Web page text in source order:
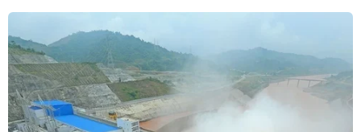
CƠ QUAN CHỦ QUẢN: THÔNG TẤN XÃ VIỆT NAM
Tổng Biên tập: TRẦN TIẾN DUẨN
Phó Tổng Biên tập: NGUYỄN THỊ TÁM, KHÚC THANH
THỦY